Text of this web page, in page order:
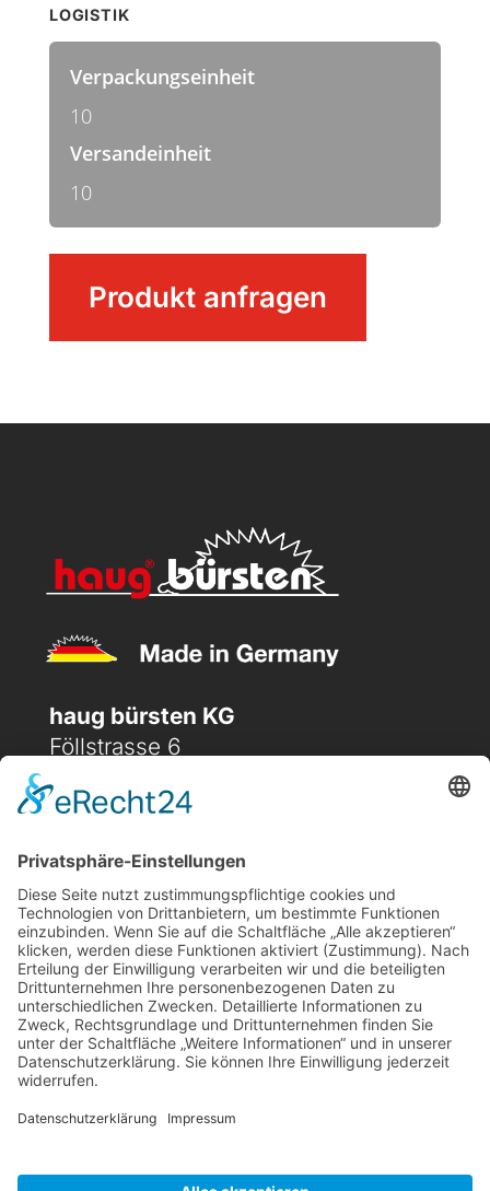
MengeProdukt anfragen
LOGISTIK
Verpackungseinheit
10
Versandeinheit
10
haug bürsten KG
Föllstrasse 6
D-86343 Königsbrunn
 (+49) 08231 / 96 30 96
 office@haugbuersten.de
Weitere Seiten
Hygienesortiment
Haushaltssortiment
Ansprechpartner
Jobs